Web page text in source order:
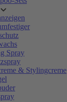
Spray
& Stylingcreme